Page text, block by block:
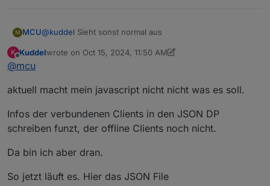
M MCU@kuddel Sieht sonst normal aus
K Kuddelwrote on Oct 15, 2024, 11:50 AM
last edited by KuddelOct 15, 2024, 3:01 PM
@mcu
aktuell macht mein javascript nicht nicht was es soll.
Infos der verbundenen Clients in den JSON DP
schreiben funzt, der offline Clients noch nicht.
Da bin ich aber dran.
So jetzt läuft es. Hier das JSON File